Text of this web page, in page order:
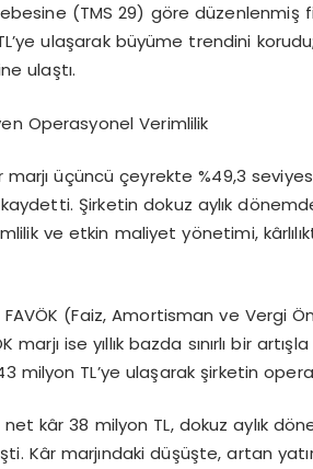
(TMS 29) göre
ulaşarak büyüme trendini korudu
ulaştı.
Operasyonel Verimlilik
marjı üçüncü çeyrekte %49,3
Şirketin dokuz aylık
ve etkin maliyet yönetimi,
(Faiz, Amortisman ve Vergi
marjı ise yıllık bazda sınırlı bir
milyon TL’ye ulaşarak şirketin
kâr 38 milyon TL, dokuz aylık
Kâr marjındaki düşüşte, artan